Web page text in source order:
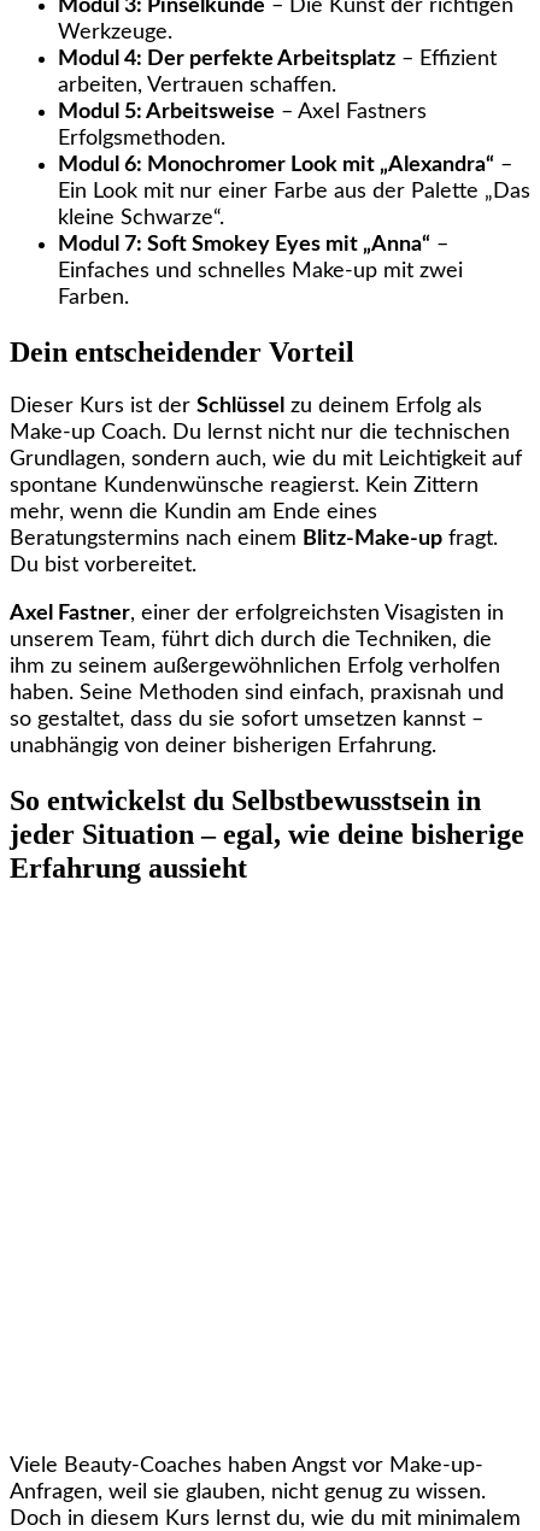
Modul 3: Pinselkunde – Die Kunst der richtigen
Werkzeuge.
Modul 4: Der perfekte Arbeitsplatz – Effizient
arbeiten, Vertrauen schaffen.
Modul 5: Arbeitsweise – Axel Fastners
Erfolgsmethoden.
Modul 6: Monochromer Look mit „Alexandra“ –
Ein Look mit nur einer Farbe aus der Palette „Das
kleine Schwarze“.
Modul 7: Soft Smokey Eyes mit „Anna“ –
Einfaches und schnelles Make-up mit zwei
Farben.
Dein entscheidender Vorteil
Dieser Kurs ist der Schlüssel zu deinem Erfolg als
Make-up Coach. Du lernst nicht nur die technischen
Grundlagen, sondern auch, wie du mit Leichtigkeit auf
spontane Kundenwünsche reagierst. Kein Zittern
mehr, wenn die Kundin am Ende eines
Beratungstermins nach einem Blitz-Make-up fragt.
Du bist vorbereitet.
Axel Fastner, einer der erfolgreichsten Visagisten in
unserem Team, führt dich durch die Techniken, die
ihm zu seinem außergewöhnlichen Erfolg verholfen
haben. Seine Methoden sind einfach, praxisnah und
so gestaltet, dass du sie sofort umsetzen kannst –
unabhängig von deiner bisherigen Erfahrung.
So entwickelst du Selbstbewusstsein in
jeder Situation – egal, wie deine bisherige
Erfahrung aussieht
Viele Beauty-Coaches haben Angst vor Make-up-
Anfragen, weil sie glauben, nicht genug zu wissen.
Doch in diesem Kurs lernst du, wie du mit minimalem